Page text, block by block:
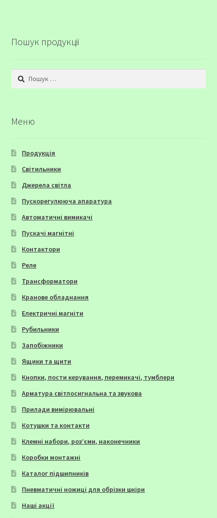
Пошук продукції
Пошук:
Меню
Продукція
Світильники
Джерела світла
Пускорегулююча апаратура
Автоматичні вимикачі
Пускачі магнітні
Контактори
Реле
Трансформатори
Кранове обладнання
Електричні магніти
Рубильники
Запобіжники
Ящики та щити
Кнопки, пости керування, перемикачі, тумблери
Арматура світлосигнальна та звукова
Прилади вимірювальні
Котушки та контакти
Клемні набори, роз’єми, наконечники
Коробки монтажні
Каталог підшипників
Пневматичні ножиці для обрізки шкіри
Наші акції